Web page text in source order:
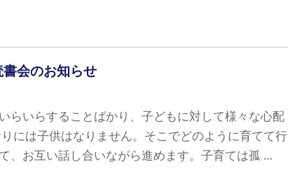
会のお知らせ
らいらすることばかり、子どもに対して様々な心配
には子供はなりません。そこでどのように育てて行
、お互い話し合いながら進めます。子育ては孤 …